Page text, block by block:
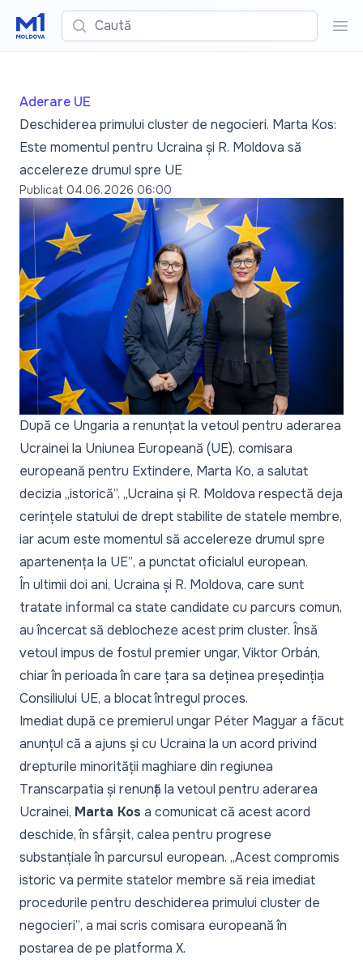
Caută
Aderare UE
Deschiderea primului cluster de negocieri. Marta Kos:
Este momentul pentru Ucraina și R. Moldova să
accelereze drumul spre UE
Publicat 04.06.2026 06:00
După ce Ungaria a renunțat la vetoul pentru aderarea
Ucrainei la Uniunea Europeană (UE), comisara
europeană pentru Extindere, Marta Ko, a salutat
decizia „istorică”. „Ucraina și R. Moldova respectă deja
cerințele statului de drept stabilite de statele membre,
iar acum este momentul să accelereze drumul spre
apartenența la UE”, a punctat oficialul european.
În ultimii doi ani, Ucraina și R. Moldova, care sunt
tratate informal ca state candidate cu parcurs comun,
au încercat să deblocheze acest prim cluster. Însă
vetoul impus de fostul premier ungar, Viktor Orbán,
chiar în perioada în care țara sa deținea președinția
Consiliului UE, a blocat întregul proces.
Imediat după ce premierul ungar Péter Magyar a făcut
anunțul că a ajuns și cu Ucraina la un acord privind
drepturile minorității maghiare din regiunea
Transcarpatia și renunță la vetoul pentru aderarea
Ucrainei, Marta Kos a comunicat că acest acord
deschide, în sfârșit, calea pentru progrese
substanțiale în parcursul european. „Acest compromis
istoric va permite statelor membre să reia imediat
procedurile pentru deschiderea primului cluster de
negocieri”, a mai scris comisara europeană în
postarea de pe platforma X.